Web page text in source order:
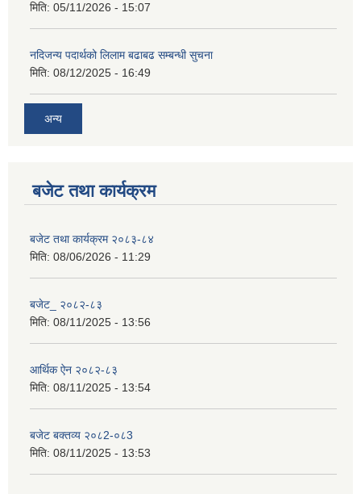
मिति: 05/11/2026 - 15:07
नदिजन्य पदार्थको लिलाम बढाबढ सम्बन्धी सुचना
मिति: 08/12/2025 - 16:49
अन्य
बजेट तथा कार्यक्रम
बजेट तथा कार्यक्रम २०८३-८४
मिति: 08/06/2026 - 11:29
बजेट_ २०८२-८३
मिति: 08/11/2025 - 13:56
आर्थिक ऐन २०८२-८३
मिति: 08/11/2025 - 13:54
बजेट बक्तव्य २०८2-०८3
मिति: 08/11/2025 - 13:53